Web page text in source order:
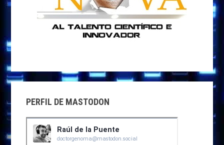
PERFIL DE MASTODON